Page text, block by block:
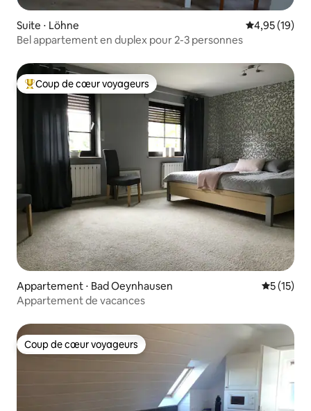
Suite ⋅ Löhne Évaluation
4,95 (19)
Bel appartement en duplex pour 2-3 personnes
Coups de cœur voyageurs les plus appréciés
Coup de cœur voyageurs
Appartement ⋅ Bad Oeynhausen
5 (15)
Appartement de vacances
Coup de cœur voyageurs
Coup de cœur voyageurs